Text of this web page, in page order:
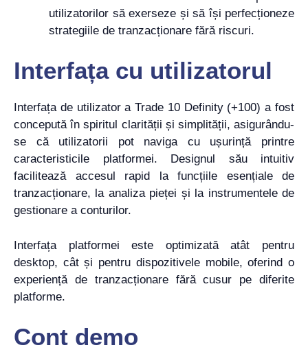
utilizatorilor să exerseze și să își perfecționeze
strategiile de tranzacționare fără riscuri.
Interfața cu utilizatorul
Interfața de utilizator a Trade 10 Definity (+100) a fost
concepută în spiritul clarității și simplității, asigurându-
se că utilizatorii pot naviga cu ușurință printre
caracteristicile platformei. Designul său intuitiv
facilitează accesul rapid la funcțiile esențiale de
tranzacționare, la analiza pieței și la instrumentele de
gestionare a conturilor.
Interfața platformei este optimizată atât pentru
desktop, cât și pentru dispozitivele mobile, oferind o
experiență de tranzacționare fără cusur pe diferite
platforme.
Cont demo